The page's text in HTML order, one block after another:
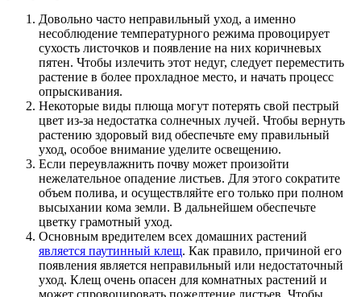
Довольно часто неправильный уход, а именно
несоблюдение температурного режима провоцирует
сухость листочков и появление на них коричневых
пятен. Чтобы излечить этот недуг, следует переместить
растение в более прохладное место, и начать процесс
опрыскивания.
Некоторые виды плюща могут потерять свой пестрый
цвет из-за недостатка солнечных лучей. Чтобы вернуть
растению здоровый вид обеспечьте ему правильный
уход, особое внимание уделите освещению.
Если переувлажнить почву может произойти
нежелательное опадение листьев. Для этого сократите
объем полива, и осуществляйте его только при полном
высыхании кома земли. В дальнейшем обеспечьте
цветку грамотный уход.
Основным вредителем всех домашних растений
является паутинный клещ. Как правило, причиной его
появления является неправильный или недостаточный
уход. Клещ очень опасен для комнатных растений и